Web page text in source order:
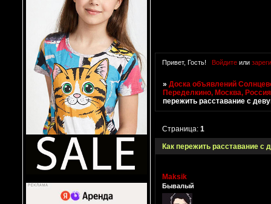
Привет, Гость! Войдитеили
»Доска объявлений
Переделкино, Москва, Россия
пережить расставание с
Как пережить расставание с
Страница:1
Maksik
Бывалый